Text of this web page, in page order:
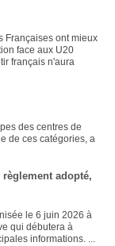
Françaises ont mieux
face aux U20
français n'aura
des centres de
de ces catégories, a
adopté,
le 6 juin 2026 à
qui débutera à
informations. ...